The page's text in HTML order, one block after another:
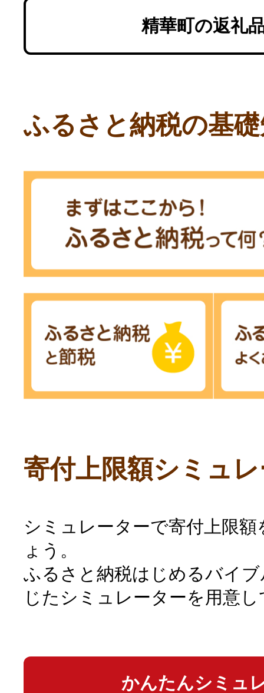
精華町の返礼
ふるさと納税の基
寄付上限額シミュ
シミュレーターで寄付上限
ょう。
ふるさと納税はじめるバイ
じたシミュレーターを用意
かんたんシミュ